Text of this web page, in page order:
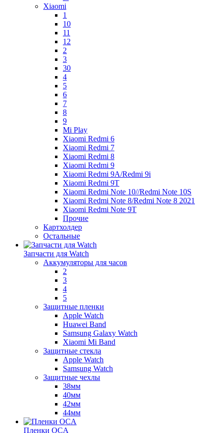
Xiaomi
1
10
11
12
2
3
30
4
5
6
7
8
9
Mi Play
Xiaomi Redmi 6
Xiaomi Redmi 7
Xiaomi Redmi 8
Xiaomi Redmi 9
Xiaomi Redmi 9A/Redmi 9i
Xiaomi Redmi 9T
Xiaomi Redmi Note 10//Redmi Note 10S
Xiaomi Redmi Note 8/Redmi Note 8 2021
Xiaomi Redmi Note 9T
Прочие
Картхолдер
Остальные
Запчасти для Watch
Аккумуляторы для часов
2
3
4
5
Защитные пленки
Apple Watch
Huawei Band
Samsung Galaxy Watch
Xiaomi Mi Band
Защитные стекла
Apple Watch
Samsung Watch
Защитные чехлы
38мм
40мм
42мм
44мм
Пленки OCA